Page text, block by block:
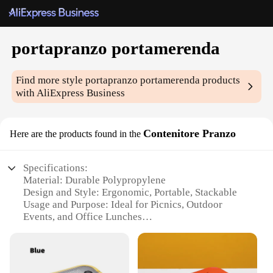
portapranzo portamerenda
Find more styleportapranzo portamerenda products
with AliExpress Business
Here are the products found in the Contenitore Pranzo
Specifications:
Material: Durable Polypropylene
Design and Style: Ergonomic, Portable, Stackable
Usage and Purpose: Ideal for Picnics, Outdoor
Events, and Office Lunches
Parts and Accessories: Includes a Secure Latching